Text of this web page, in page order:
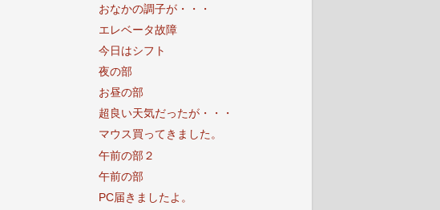
おなかの調子が・・・
エレベータ故障
今日はシフト
夜の部
お昼の部
超良い天気だったが・・・
マウス買ってきました。
午前の部２
午前の部
PC届きましたよ。